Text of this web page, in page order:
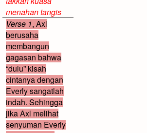
menahan tangis
Verse 1, Axl
berusaha
membangun
gagasan bahwa
“dulu” kisah
cintanya dengan
Everly sangatlah
indah. Sehingga
jika Axl melihat
senyuman Everly